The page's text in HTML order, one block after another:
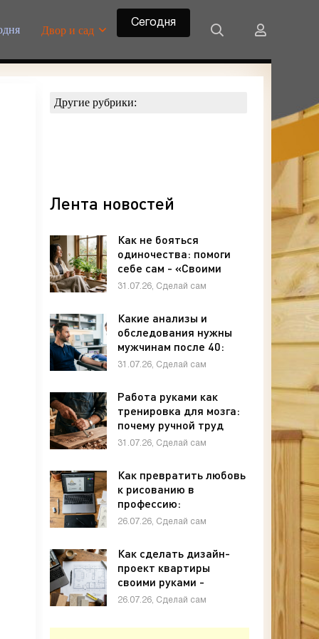
Двор и сад
Сегодня
Другие рубрики:
Лента новостей
Как не бояться
одиночества: помоги
себе сам - «Своими
руками»
31.07.26, Сделай сам
Какие анализы и
обследования нужны
мужчинам после 40:
полный чек-лист -
31.07.26, Сделай сам
Работа руками как
тренировка для мозга:
почему ручной труд
полезен для памяти и
31.07.26, Сделай сам
Как превратить любовь
к рисованию в
профессию:
графический дизайн с
26.07.26, Сделай сам
Как сделать дизайн-
проект квартиры
своими руками -
«Своими руками»
26.07.26, Сделай сам